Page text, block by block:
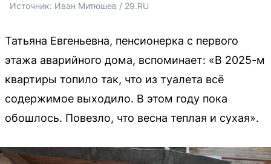
Источник: Иван Митюшев / 29.RU
Татьяна Евгеньевна, пенсионерка с первого
этажа аварийного дома, вспоминает: «В 2025-м
квартиры топило так, что из туалета всё
содержимое выходило. В этом году пока
обошлось. Повезло, что весна теплая и сухая».